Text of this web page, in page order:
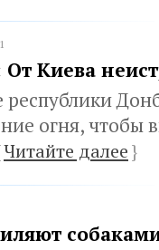
От Киева
огня, чтобы
Читайте далее}